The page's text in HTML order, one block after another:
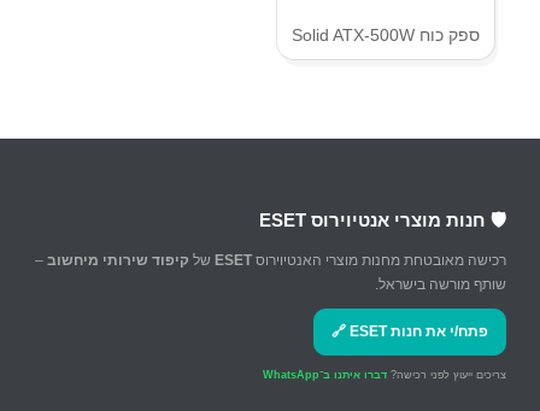
ספק כוח Solid ATX-500W
🛡️ חנות מוצרי אנטיוירוס ESET
רכישה מאובטחת מחנות מוצרי האנטיוירוס ESET של קיפוד שירותי מיחשוב –
שותף מורשה בישראל.
פתח/י את חנות ESET 🔗
צריכים ייעוץ לפני רכישה? דברו איתנו ב־WhatsApp